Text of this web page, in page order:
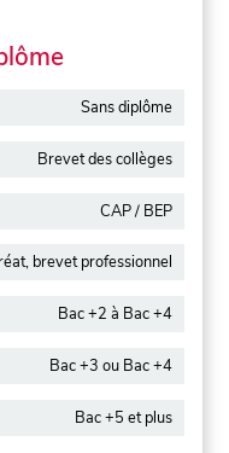
Sans diplôme
Brevet des collèges
CAP / BEP
brevet professionnel
Bac +2 à Bac +4
Bac +3 ou Bac +4
Bac +5 et plus